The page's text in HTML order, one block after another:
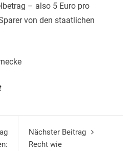
– also 5 Euro pro
von den staatlichen
Nächster Beitrag
Recht wie